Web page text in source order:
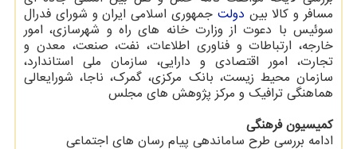
مسافر و كالا بین دولت جمهوری اسلامی ایران و شورای فدرال
سوئیس با دعوت از وزارت خانه های راه و شهرسازی، امور
خارجه، ارتباطات و فناوری اطلاعات، نفت، صنعت، معدن و
تجارت، امور اقتصادی و دارایی، سازمان ملی استاندارد،
سازمان محیط زیست، بانك مركزی، گمرك، ناجا، شورایعالی
هماهنگی ترافیك و مركز پژوهش های مجلس
كمیسیون فرهنگی
ادامه بررسی طرح ساماندهی پیام رسان های اجتماعی